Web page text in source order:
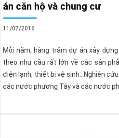
án căn hộ và chung cư
11/07/2016
Mỗi năm, hàng trăm dự án xây
theo nhu cầu rất lớn về các sản
điện lạnh, thiết bị vệ sinh…Nghiên
các nước phương Tây và các nước